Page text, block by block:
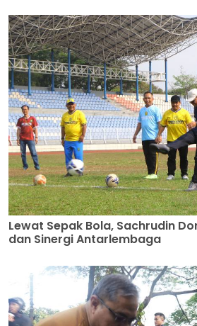
Lewat Sepak Bola, Sachrudin
dan Sinergi Antarlembaga